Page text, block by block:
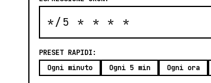
PRESET RAPIDI:
Ogni minuto
Ogni 5 min Ogni ora